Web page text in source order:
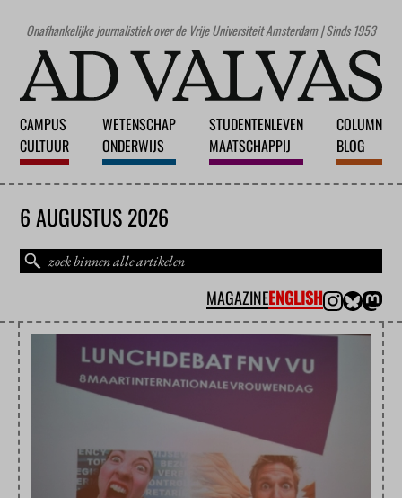
Onafhankelijke journalistiek over de Vrije Universiteit Amsterdam | Sinds 1953
CAMPUS
CULTUUR
WETENSCHAP
ONDERWIJS
STUDENTENLEVEN
MAATSCHAPPIJ
COLUMN
BLOG
6 AUGUSTUS 2026
MAGAZINEENGLISH